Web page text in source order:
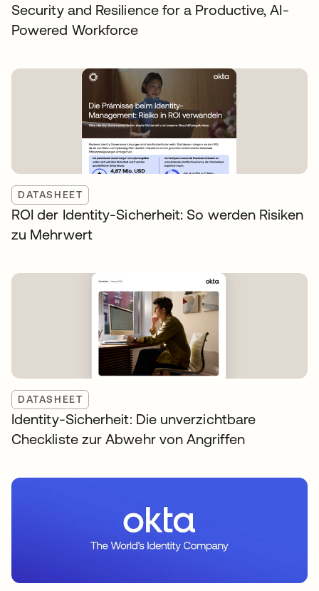
Security and Resilience for a Productive, AI-
Powered Workforce
DATASHEET
ROI der Identity-Sicherheit: So werden Risiken
zu Mehrwert
DATASHEET
Identity-Sicherheit: Die unverzichtbare
Checkliste zur Abwehr von Angriffen